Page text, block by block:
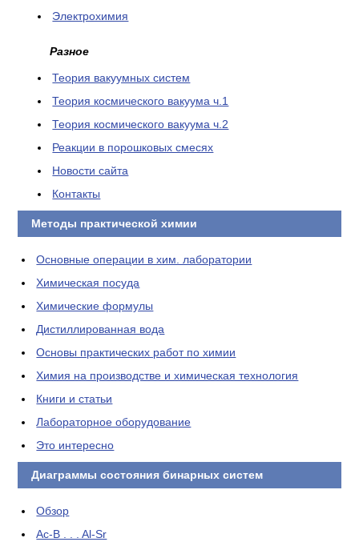
Электрохимия
Разное
Теория вакуумных систем
Теория космического вакуума ч.1
Теория космического вакуума ч.2
Реакции в порошковых смесях
Новости сайта
Контакты
Методы практической химии
Основные операции в хим. лаборатории
Химическая посуда
Химические формулы
Дистиллированная вода
Основы практических работ по химии
Химия на производстве и химическая технология
Книги и статьи
Лабораторное оборудование
Это интересно
Диаграммы состояния бинарных систем
Обзор
Ac-B . . . Al-Sr